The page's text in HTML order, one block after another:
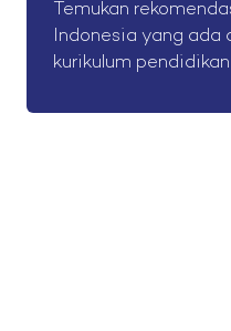
Temukan
Indonesia yang ada
kurikulum pendidikan